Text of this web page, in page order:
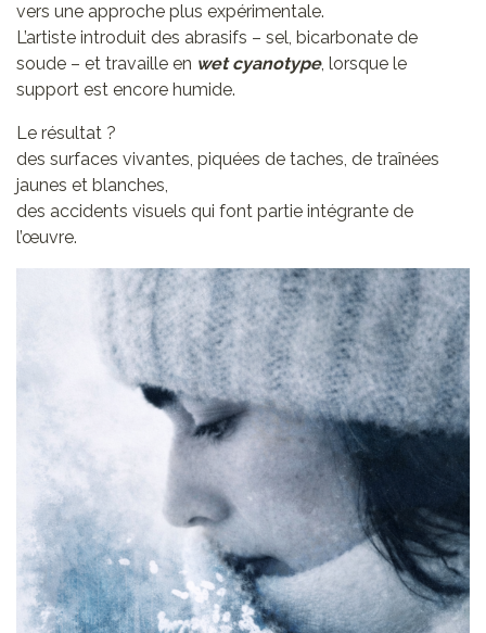
vers une approche plus expérimentale.
L’artiste introduit des abrasifs – sel, bicarbonate de
soude – et travaille en wet cyanotype, lorsque le
support est encore humide.
Le résultat ?
des surfaces vivantes, piquées de taches, de traînées
jaunes et blanches,
des accidents visuels qui font partie intégrante de
l’œuvre.